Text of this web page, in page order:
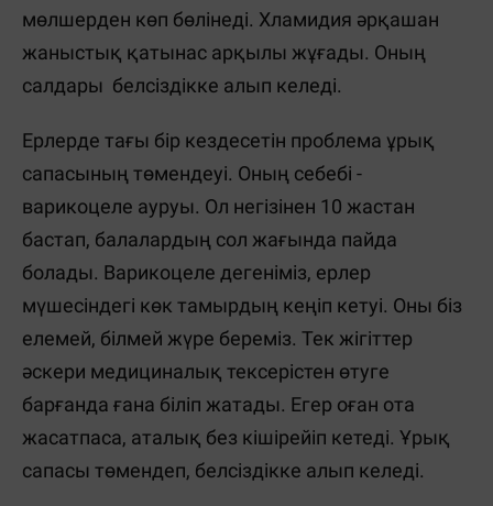
мөлшерден көп бөлінеді. Хламидия әрқашан
жаныстық қатынас арқылы жұғады. Оның
салдары белсіздікке алып келеді.
Ерлерде тағы бір кездесетін проблема ұрық
сапасының төмендеуі. Оның себебі -
варикоцеле ауруы. Ол негізінен 10 жастан
бастап, балалардың сол жағында пайда
болады. Варикоцеле дегеніміз, ерлер
мүшесіндегі көк тамырдың кеңіп кетуі. Оны біз
елемей, білмей жүре береміз. Тек жігіттер
әскери медициналық тексерістен өтуге
барғанда ғана біліп жатады. Егер оған ота
жасатпаса, аталық без кішірейіп кетеді. Ұрық
сапасы төмендеп, белсіздікке алып келеді.